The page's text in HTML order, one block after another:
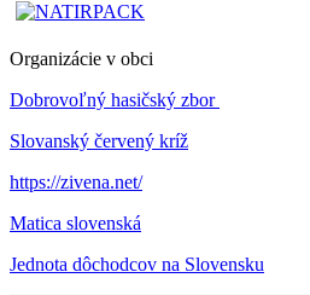
Organizácie v obci
Dobrovoľný hasičský zbor
Slovanský červený kríž
https://zivena.net/
Matica slovenská
Jednota dôchodcov na Slovensku